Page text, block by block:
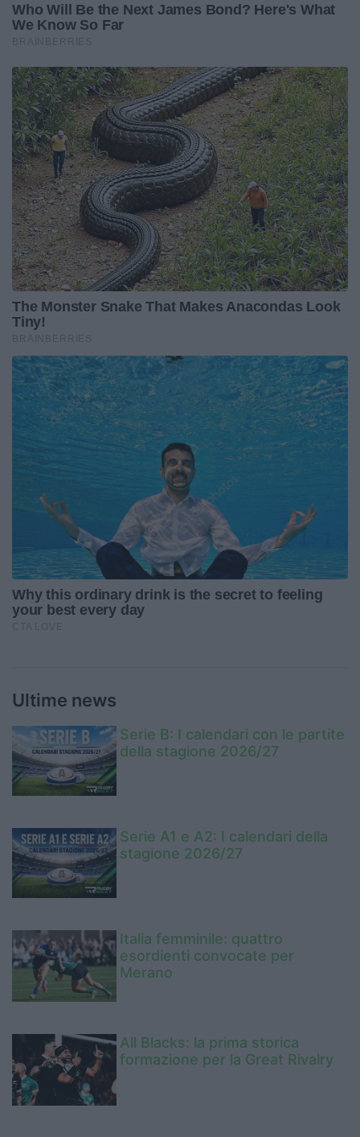
Ultime news
Serie B: I calendari con le partite
della stagione 2026/27
Serie A1 e A2: I calendari della
stagione 2026/27
Italia femminile: quattro
esordienti convocate per
Merano
All Blacks: la prima storica
formazione per la Great Rivalry